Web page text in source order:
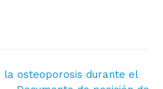
la osteoporosis durante el